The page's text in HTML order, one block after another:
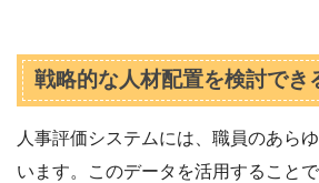
戦略的な人材配置を検討でき
人事評価システムには、職員のあら
います。このデータを活用することで